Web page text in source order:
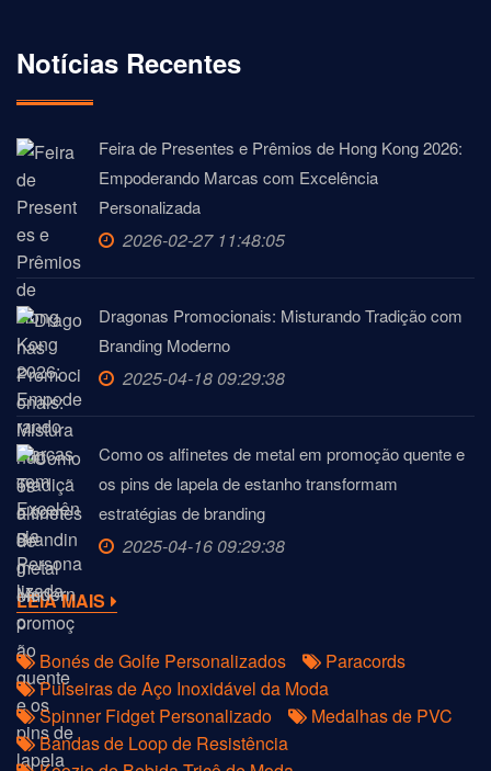
Notícias Recentes
Feira de Presentes e Prêmios de Hong Kong 2026:
Empoderando Marcas com Excelência
Personalizada
2026-02-27 11:48:05
Dragonas Promocionais: Misturando Tradição com
Branding Moderno
2025-04-18 09:29:38
Como os alfinetes de metal em promoção quente e
os pins de lapela de estanho transformam
estratégias de branding
2025-04-16 09:29:38
LEIA MAIS
Bonés de Golfe Personalizados
Paracords
Pulseiras de Aço Inoxidável da Moda
Spinner Fidget Personalizado
Medalhas de PVC
Bandas de Loop de Resistência